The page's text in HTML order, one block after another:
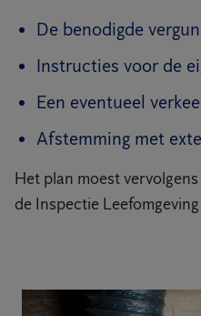
De benodigde
Instructies voor de
Een eventueel
Afstemming met
Het plan moest
de Inspectie